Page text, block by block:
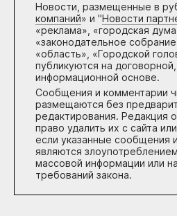
Новости, размещенные в
компаний» и "Новости
«реклама», «городская
«законодательное
«область», «Городской
публикуются на
информационной основе.
Сообщения и комментарии
размещаются без
редактирования. Редакция
право удалить их с сайта
если указанные сообщения
являются
массовой информации или
требований закона.